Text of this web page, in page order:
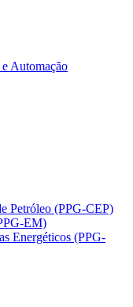
Automação
Petróleo (PPG-CEP)
EM)
Energéticos (PPG-